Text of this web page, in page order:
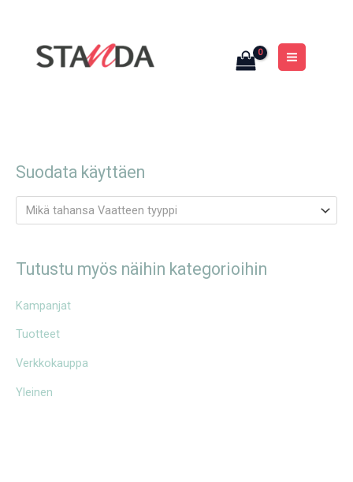
sisältöön
MENU
Suodata käyttäen
Mikä tahansa Vaatteen tyyppi
Tutustu myös näihin kategorioihin
Kampanjat
Tuotteet
Verkkokauppa
Yleinen